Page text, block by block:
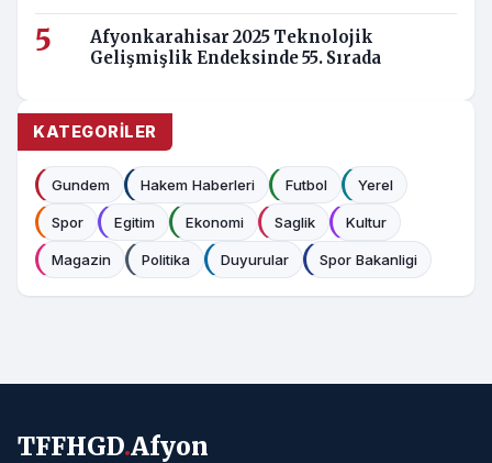
Afyonkarahisar 2025 Teknolojik
Gelişmişlik Endeksinde 55. Sırada
KATEGORILER
Gundem Hakem Haberleri Futbol Yerel
Spor Egitim Ekonomi Saglik Kultur
Magazin Politika Duyurular Spor Bakanligi
TFFHGD.Afyon